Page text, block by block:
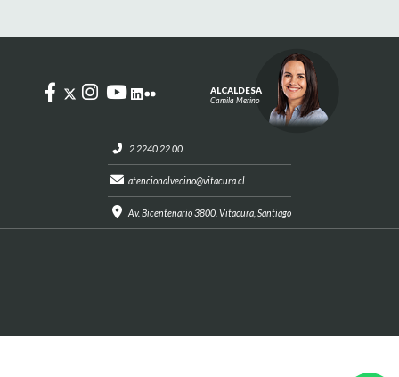
2 2240 22 00
atencionalvecino@vitacura.cl
Av. Bicentenario 3800, Vitacura, Santiago
ALCALDESA
Camila Merino